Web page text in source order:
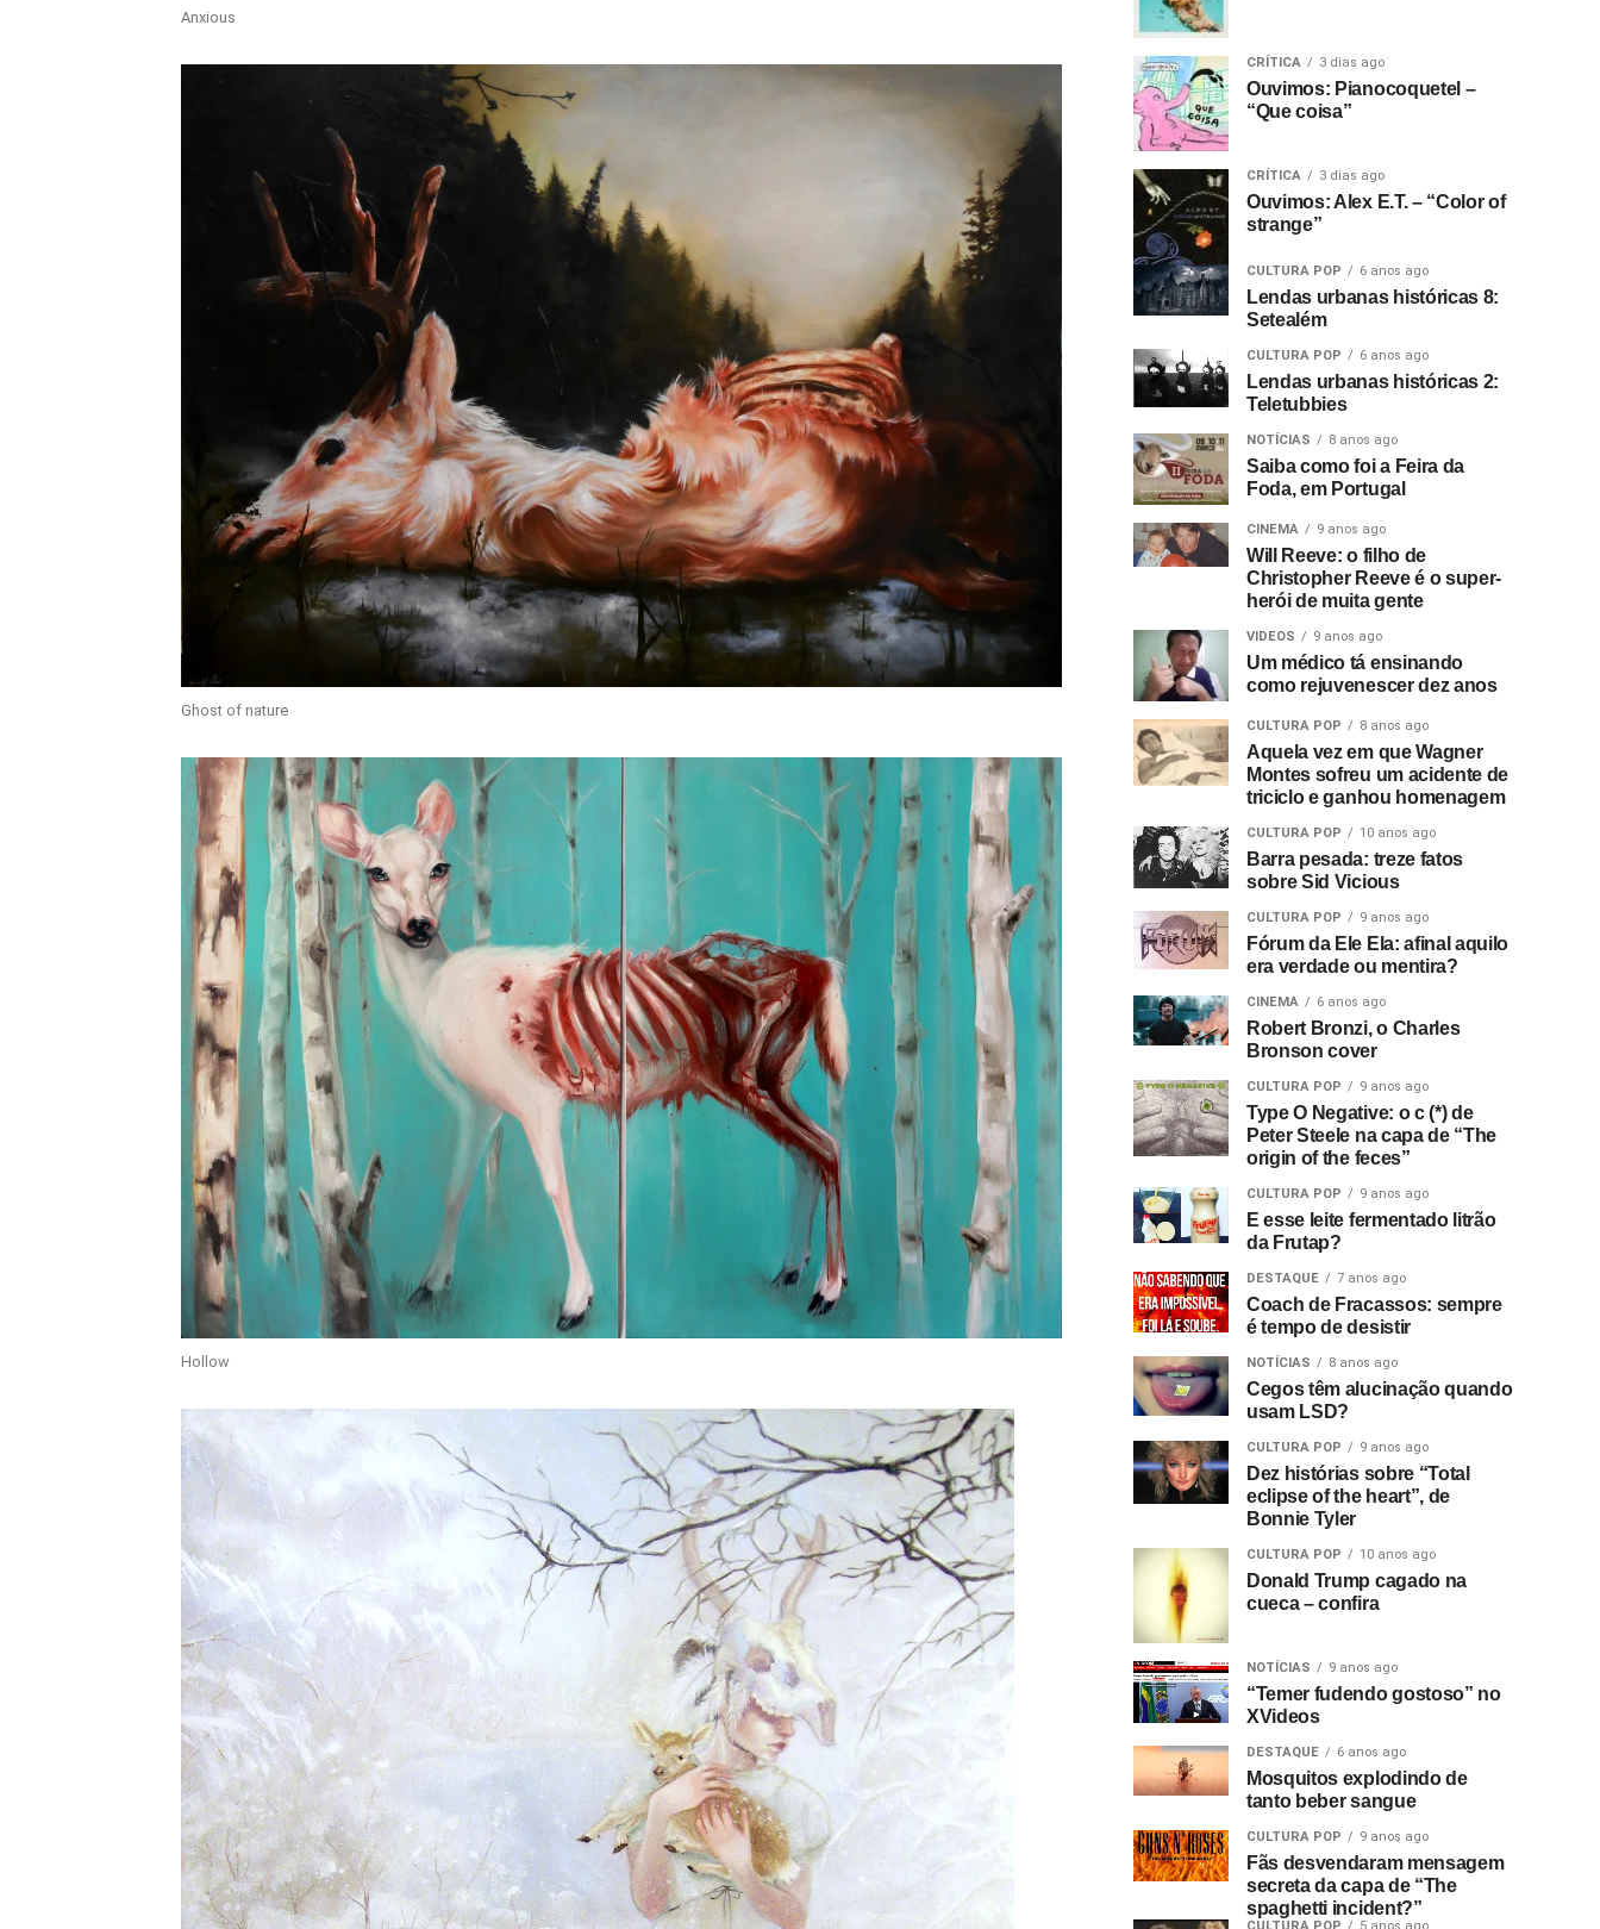
Anxious
Ghost of nature
Hollow
CRÍTICA 3 dias ago
Ouvimos: Pianocoquetel –
“Que coisa”
CRÍTICA 3 dias ago
Ouvimos: Alex E.T. – “Color of
strange”
CULTURA POP 6 anos ago
Lendas urbanas históricas 8:
Setealém
CULTURA POP 6 anos ago
Lendas urbanas históricas 2:
Teletubbies
NOTÍCIAS 8 anos ago
Saiba como foi a Feira da
Foda, em Portugal
CINEMA 9 anos ago
Will Reeve: o filho de
Christopher Reeve é o super-
herói de muita gente
VIDEOS 9 anos ago
Um médico tá ensinando
como rejuvenescer dez anos
CULTURA POP 8 anos ago
Aquela vez em que Wagner
Montes sofreu um acidente de
triciclo e ganhou homenagem
CULTURA POP 10 anos ago
Barra pesada: treze fatos
sobre Sid Vicious
CULTURA POP 9 anos ago
Fórum da Ele Ela: afinal aquilo
era verdade ou mentira?
CINEMA 6 anos ago
Robert Bronzi, o Charles
Bronson cover
CULTURA POP 9 anos ago
Type O Negative: o c (*) de
Peter Steele na capa de “The
origin of the feces”
CULTURA POP 9 anos ago
E esse leite fermentado litrão
da Frutap?
DESTAQUE 7 anos ago
Coach de Fracassos: sempre
é tempo de desistir
NOTÍCIAS 8 anos ago
Cegos têm alucinação quando
usam LSD?
CULTURA POP 9 anos ago
Dez histórias sobre “Total
eclipse of the heart”, de
Bonnie Tyler
CULTURA POP 10 anos ago
Donald Trump cagado na
cueca – confira
NOTÍCIAS 9 anos ago
“Temer fudendo gostoso” no
XVideos
DESTAQUE 6 anos ago
Mosquitos explodindo de
tanto beber sangue
CULTURA POP 9 anos ago
Fãs desvendaram mensagem
secreta da capa de “The
spaghetti incident?”